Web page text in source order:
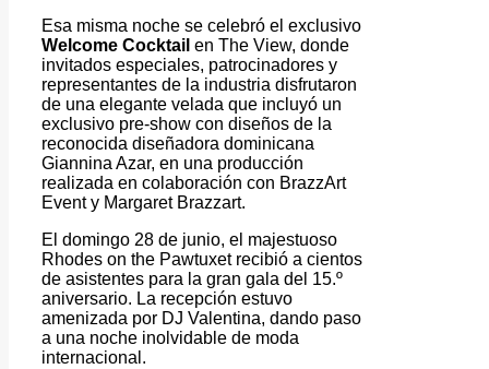
Esa misma noche se celebró el exclusivo
Welcome Cocktail en The View, donde
invitados especiales, patrocinadores y
representantes de la industria disfrutaron
de una elegante velada que incluyó un
exclusivo pre-show con diseños de la
reconocida diseñadora dominicana
Giannina Azar, en una producción
realizada en colaboración con BrazzArt
Event y Margaret Brazzart.
El domingo 28 de junio, el majestuoso
Rhodes on the Pawtuxet recibió a cientos
de asistentes para la gran gala del 15.º
aniversario. La recepción estuvo
amenizada por DJ Valentina, dando paso
a una noche inolvidable de moda
internacional.